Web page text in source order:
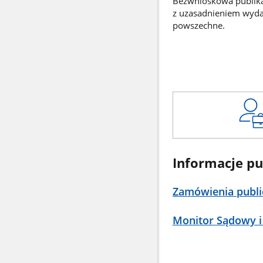
z uzasadnieniem
powszechne.
Informacje
Zamówienia
Monitor Sądowy